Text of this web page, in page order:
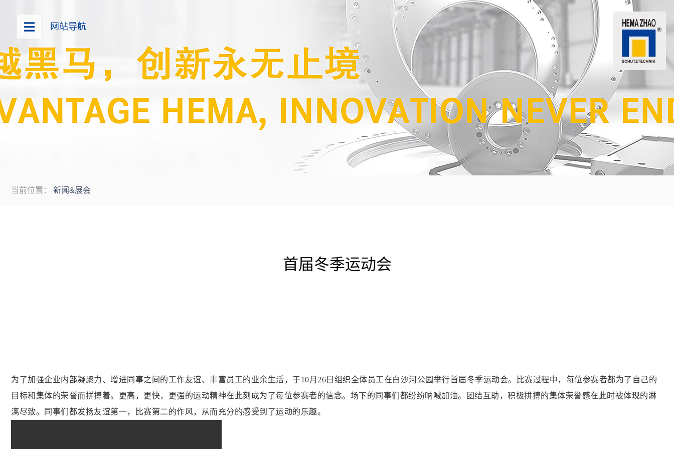
网站导航
当前位置： 新闻&展会
首届冬季运动会
为了加强企业内部凝聚力、增进同事之间的工作友谊、丰富员工的业余生活，于10月26日组织全体员工在白沙河公园举行首届冬季运动会。
比赛过程中，每位参赛者都为了自己的
目标和集体的荣誉而拼搏着。更高，更快，更强的运动精神在此刻成为了每位参赛者的信念。 场下的同事们都纷纷呐喊加油。团结互助，积极拼搏的集体荣誉感在此时被体现的淋
漓尽致。同事们都发扬友谊第一，比赛第二的作风，从而充分的感受到了运动的乐趣。